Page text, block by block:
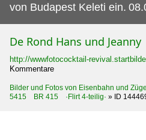
von Budapest Keleti ein.
De Rond Hans und Jeanny
http://wwwfotococktail-
Kommentare
Bilder und Fotos von Eisenbahn und
5415 BR 415 ·Flirt 4-teilig· » ID